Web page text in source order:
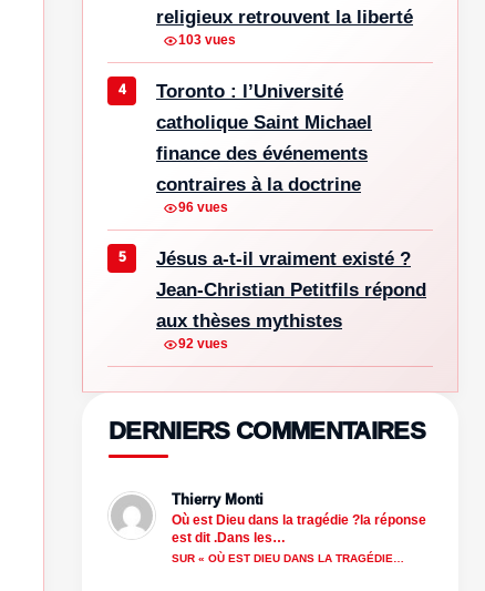
religieux retrouvent la liberté
103 vues
Toronto : l’Université
catholique Saint Michael
finance des événements
contraires à la doctrine
96 vues
Jésus a-t-il vraiment existé ?
Jean-Christian Petitfils répond
aux thèses mythistes
92 vues
DERNIERS COMMENTAIRES
Thierry Monti
Où est Dieu dans la tragédie ?la réponse
est dit .Dans les…
SUR « OÙ EST DIEU DANS LA TRAGÉDIE…